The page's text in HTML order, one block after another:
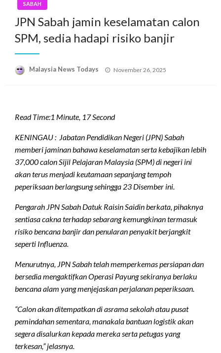
SABAH
JPN Sabah jamin keselamatan calon
SPM, sedia hadapi risiko banjir
Malaysia News Todays
Posted
November 26, 2025
Read Time:1 Minute, 17 Second
KENINGAU : Jabatan Pendidikan Negeri (JPN) Sabah
memberi jaminan bahawa keselamatan serta kebajikan lebih
37,000 calon Sijil Pelajaran Malaysia (SPM) di negeri ini
akan terus menjadi keutamaan sepanjang tempoh
peperiksaan berlangsung sehingga 23 Disember ini.
Pengarah JPN Sabah Datuk Raisin Saidin berkata, pihaknya
sentiasa cakna terhadap sebarang kemungkinan termasuk
risiko bencana banjir dan penularan penyakit berjangkit
seperti Influenza.
Menurutnya, JPN Sabah telah memperkemas persiapan dan
bersedia mengaktifkan Operasi Payung sekiranya berlaku
bencana alam yang menjejaskan perjalanan peperiksaan.
“Calon akan ditempatkan di asrama sekolah atau pusat
pemindahan sementara, manakala bantuan logistik akan
segera disalurkan kepada mereka serta petugas yang
terkesan,” jelasnya.